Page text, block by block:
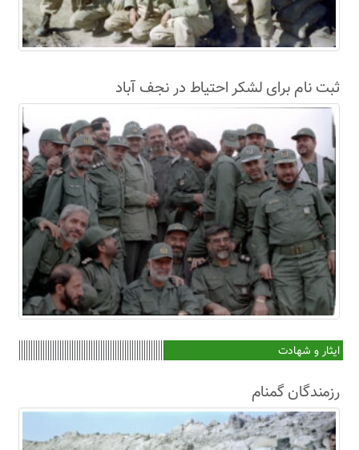
ثبت نام برای لشکر احتیاط در نجف آباد
ایثار و شهادت
رزمندگان گمنام